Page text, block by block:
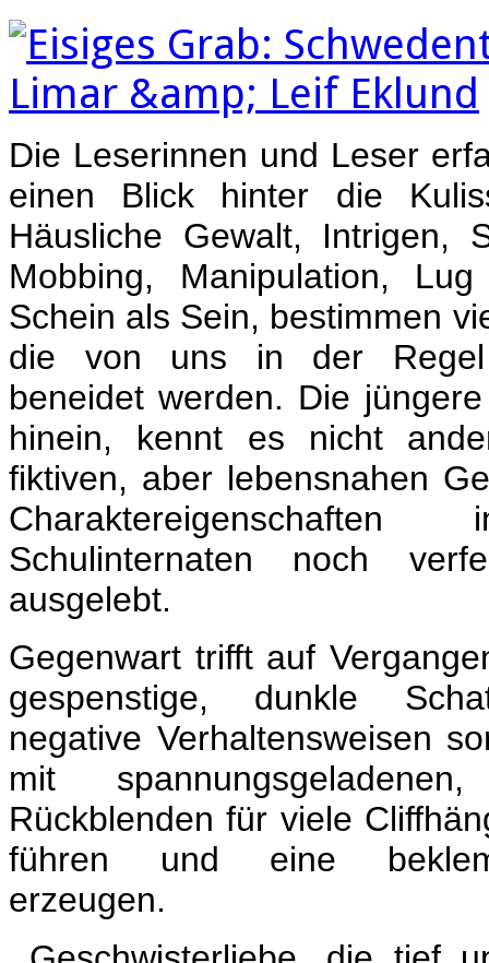
Die Leserinnen und Leser
einen Blick hinter die
Häusliche Gewalt, Intrigen,
Mobbing, Manipulation,
Schein als Sein, bestimmen
die von uns in der Regel
beneidet werden. Die
hinein, kennt es nicht
fiktiven, aber lebensnahen
Schulinternaten noch
ausgelebt.
Gegenwart trifft auf
gespenstige, dunkle
negative Verhaltensweisen
mit spannungsgeladenen,
Rückblenden für viele
führen und eine
erzeugen.